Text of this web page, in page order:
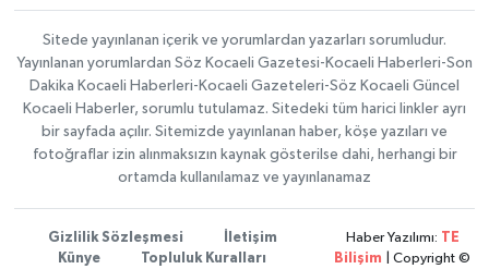
Sitede yayınlanan içerik ve yorumlardan yazarları sorumludur.
Yayınlanan yorumlardan Söz Kocaeli Gazetesi-Kocaeli Haberleri-Son
Dakika Kocaeli Haberleri-Kocaeli Gazeteleri-Söz Kocaeli Güncel
Kocaeli Haberler, sorumlu tutulamaz. Sitedeki tüm harici linkler ayrı
bir sayfada açılır. Sitemizde yayınlanan haber, köşe yazıları ve
fotoğraflar izin alınmaksızın kaynak gösterilse dahi, herhangi bir
ortamda kullanılamaz ve yayınlanamaz
Gizlilik Sözleşmesi
İletişim
Künye
Topluluk Kuralları
Haber Yazılımı: TE
Bilişim | Copyright ©